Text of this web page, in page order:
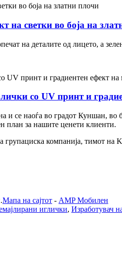
на светки во боја на
на деталите од лицето, а
со UV принт и
и се наоѓа во градот Куншан,
план за нашите ценети клиенти.
компанија, тимот
Мапа на сајтот - AMP Мобилен
иглички, Изработувач